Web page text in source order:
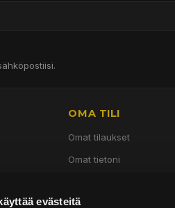
evästeitä
OMA TILI
Omat tilaukset
Omat tietoni